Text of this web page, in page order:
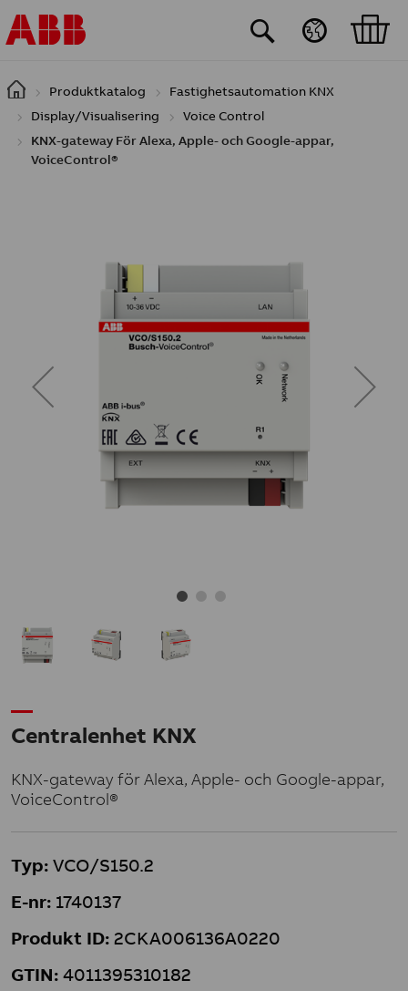
Hoppa till huvudinnehåll
Produktkatalog
Fastighetsautomation KNX
Display/Visualisering
Voice Control
KNX-gateway För Alexa, Apple- och Google-appar,
VoiceControl®
Centralenhet KNX
KNX-gateway för Alexa, Apple- och Google-appar,
VoiceControl®
Typ: VCO/S150.2
E-nr: 1740137
Produkt ID: 2CKA006136A0220
GTIN: 4011395310182